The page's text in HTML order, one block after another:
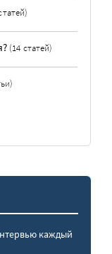
(14 статей)
каждый